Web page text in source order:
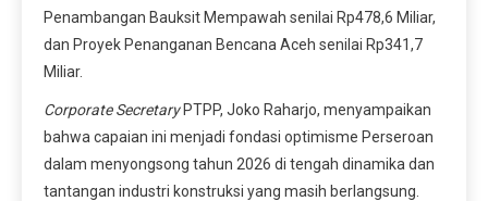
Penambangan Bauksit Mempawah senilai Rp478,6 Miliar,
dan Proyek Penanganan Bencana Aceh senilai Rp341,7
Miliar.
Corporate SecretaryPTPP, Joko Raharjo, menyampaikan
bahwa capaian ini menjadi fondasi optimisme Perseroan
dalam menyongsong tahun 2026 di tengah dinamika dan
tantangan industri konstruksi yang masih berlangsung.